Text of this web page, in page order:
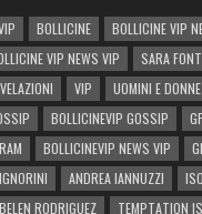
BOLLICINE
BOLLICINE VIP
VIP NEWS VIP SARA
VIP
UOMINI E DONNE
BOLLICINEVIP GOSSIP
BOLLICINEVIP NEWS VIP
ANDREA IANNUZZI
BELEN RODRIGUEZ TEMPTATION